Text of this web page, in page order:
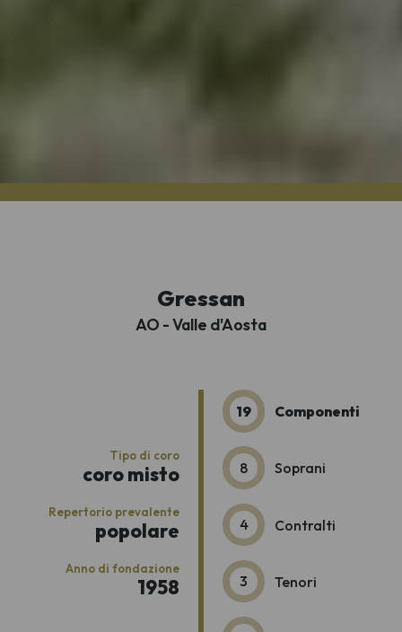
Gressan
AO - Valle d'Aosta
Tipo di coro
coro misto
Repertorio prevalente
popolare
Anno di fondazione
1958
19 Componenti
8 Soprani
4 Contralti
3 Tenori